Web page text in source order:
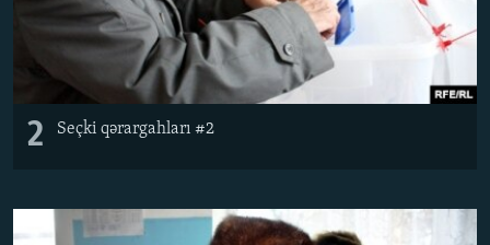
2 Seçki qərargahları #2